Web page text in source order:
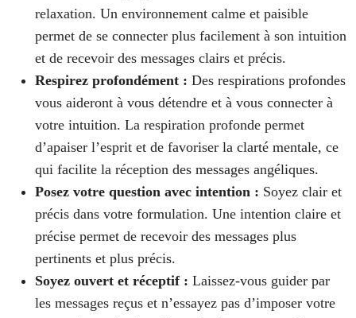
relaxation. Un environnement calme et paisible
permet de se connecter plus facilement à son intuition
et de recevoir des messages clairs et précis.
Respirez profondément : Des respirations profondes
vous aideront à vous détendre et à vous connecter à
votre intuition. La respiration profonde permet
d’apaiser l’esprit et de favoriser la clarté mentale, ce
qui facilite la réception des messages angéliques.
Posez votre question avec intention : Soyez clair et
précis dans votre formulation. Une intention claire et
précise permet de recevoir des messages plus
pertinents et plus précis.
Soyez ouvert et réceptif : Laissez-vous guider par
les messages reçus et n’essayez pas d’imposer votre